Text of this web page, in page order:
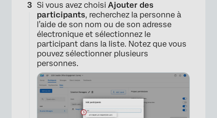
Si vous avez choisi Ajouter des
participants, recherchez la personne à
l’aide de son nom ou de son adresse
électronique et sélectionnez le
participant dans la liste. Notez que vous
pouvez sélectionner plusieurs
personnes.